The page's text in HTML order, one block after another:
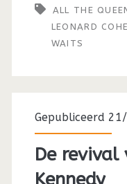
ALL THE
LEONARD
WAITS
Gepubliceerd
De revival
Kennedy